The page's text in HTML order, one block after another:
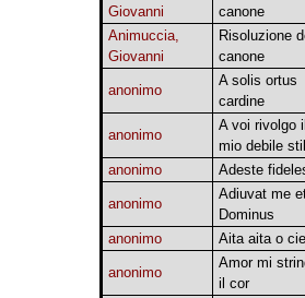
Giovanni
canone
Animuccia,
Giovanni
Risoluzione
canone
anonimo
A solis ortus
cardine
anonimo
A voi rivolgo
mio debile
anonimo
Adeste
anonimo
Adiuvat me
Dominus
anonimo
Aita aita o
anonimo
Amor mi
il cor